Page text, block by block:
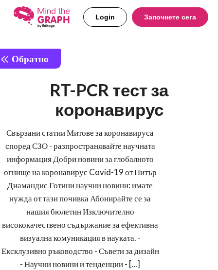
Login Започнете сега
Обратно
RT-PCR тест за
коронавирус
Свързани статии Митове за коронавируса
според СЗО - разпространявайте научната
информация Добри новини за глобалното
огнище на коронавирус Covid-19 от Питър
Диамандис Готини научни новини: имате
нужда от тази почивка Абонирайте се за
нашия бюлетин Изключително
висококачествено съдържание за ефективна
визуална комуникация в науката. -
Ексклузивно ръководство - Съвети за дизайн
- Научни новини и тенденции - [...]